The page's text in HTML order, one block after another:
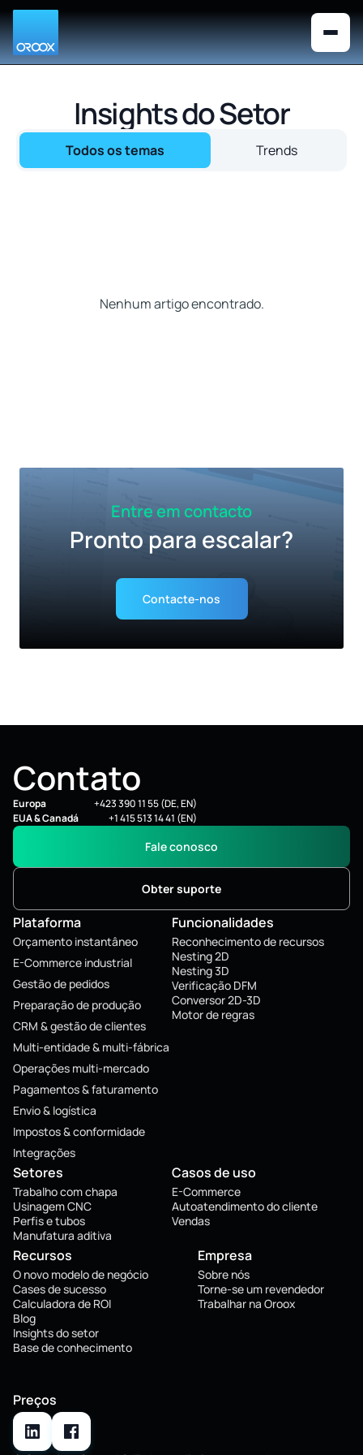
Insights do Setor
Todos os temas Trends
Nenhum artigo encontrado.
Entre em contacto
Pronto para escalar?
Contacte-nos
Plataforma
Orçamento instantâneo
E-Commerce industrial
Gestão de pedidos
Preparação de produção
CRM & gestão de clientes
Multi-entidade & multi-fábrica
Operações multi-mercado
Pagamentos & faturamento
Envio & logística
Impostos & conformidade
Integrações
Funcionalidades
Reconhecimento de recursos
Nesting 2D
Nesting 3D
Verificação DFM
Conversor 2D-3D
Motor de regras
Setores
Trabalho com chapa
Usinagem CNC
Perfis e tubos
Manufatura aditiva
Casos de uso
E-Commerce
Autoatendimento do cliente
Vendas
Contato
Europa
+423 390 11 55 (DE, EN)
EUA & Canadá
+1 415 513 14 41 (EN)
Preços
Recursos
O novo modelo de negócio
Cases de sucesso
Calculadora de ROI
Blog
Insights do setor
Base de conhecimento
Empresa
Sobre nós
Torne-se um revendedor
Trabalhar na Oroox
Fale conosco
Obter suporte